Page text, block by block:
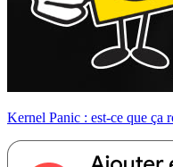
Kernel Panic : est-ce que ça